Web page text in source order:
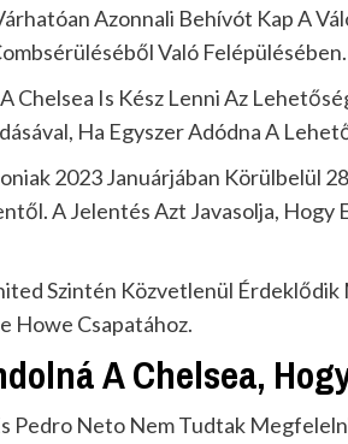
Azonnali Behívót Kap A
Való Felépülésében.
Chelsea Is Kész Lenni Az
Ha Egyszer Adódna A
2023 Januárjában Körülbelül
A Jelentés Azt Javasolja,
Szintén Közvetlenül
Howe Csapatához.
A Chelsea,
Pedro Neto Nem Tudtak